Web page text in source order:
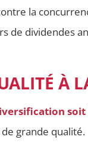
la
de dividendes
À
soit
grande qualité.